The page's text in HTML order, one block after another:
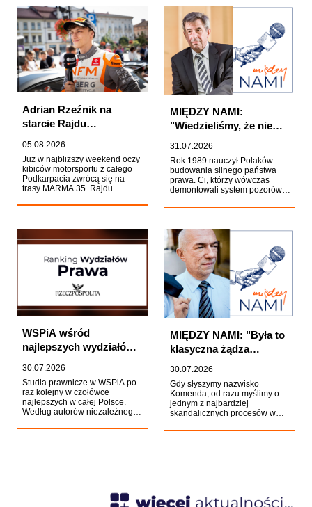
2026/2027. Kandydaci, którzy
chcą rozpocząć studia już od
października, mogą składać
dokumenty do 23 września. O
przyjęciu na studia decyduje
kolejność zgłoszeń.
Kapituła Konkursu
organizowanego gazetę
"Nowiny" doceniła działalność
Uczelni, zwracając szczególną
uwagę na jej rolę w
kształtowaniu wśród Polaków
trwałych kompetencji
społecznych, obywatelskich i
propaństwowych, istotnych z
perspektywy bezpieczeństwa
Adrian Rzeźnik na
starcie Rajdu
o mistrzostwo Polski
05.08.2026
Już w najbliższy weekend oczy
kibiców motorsportu z całego
Podkarpacia zwrócą się na
trasy MARMA 35. Rajdu
zawodników walczących o
Rzeźnik, student WSPiA
Rzeszowskiej Szkoły Wyższej,
który po znakomitym występie
w Rajdzie Polski i zdobyciu
miejsca na podium Rajdowych
Samochodowych Mistrzostw
Polski stanie przed własną
publicznością.
MIĘDZY NAMI:
"Wiedzieliśmy, że nie
o odrodzeniu polskiej
praworządności
31.07.2026
Rok 1989 nauczył Polaków
budowania silnego państwa
prawa. Ci, którzy wówczas
demontowali system pozorów,
największym zagrożeniem nie
lecz przyzwyczajenie do jej
nadużyć. Jedną z osób, które
wyniosły tę lekcję z
doświadczenia PRL-u, był prof.
Andrzej Zoll. Jego relacja z
przeszłości nie brzmi jednak
jak zapis sukcesu transformacji,
lecz ostrzeżenie przed jej
cofnięciem.
WSPiA wśród
najlepszych wydziałów
"Rzeczpospolitej"
30.07.2026
Studia prawnicze w WSPiA po
raz kolejny w czołówce
najlepszych w całej Polsce.
Według autorów niezależnego
„Rzeczpospolitej” naszą
MIĘDZY NAMI: "Była to
klasyczna żądza
oczami prof. Zbigniewa
Ćwiąkalskiego
30.07.2026
Gdy słyszymy nazwisko
Komenda, od razu myślimy o
jednym z najbardziej
skandalicznych procesów w
niewinności" na stałe weszło
Jednym z nich był Zbigniew